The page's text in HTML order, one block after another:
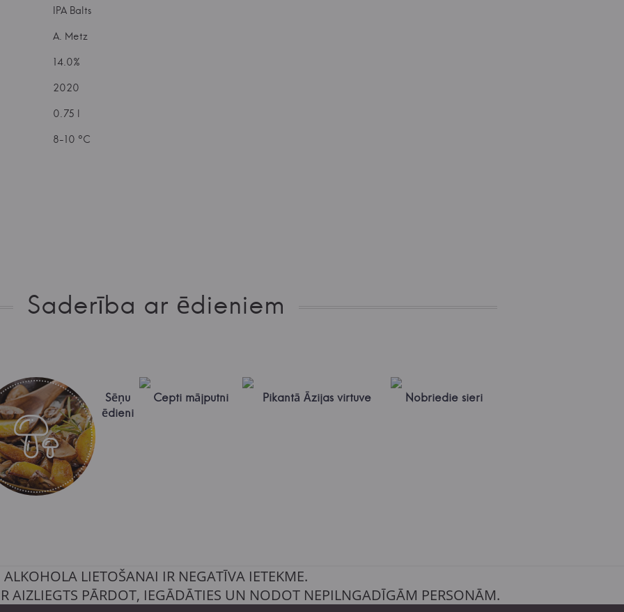
IPA Balts
A. Metz
14.0%
2020
0.75 l
8-10 °C
Saderība ar ēdieniem
Sēņu
ēdieni
Cepti mājputni Pikantā Āzijas virtuve Nobriedie sieri
ALKOHOLA LIETOŠANAI IR NEGATĪVA IETEKME.
AIZLIEGTS PĀRDOT, IEGĀDĀTIES UN NODOT NEPILNGADĪGĀM PERSONĀM.